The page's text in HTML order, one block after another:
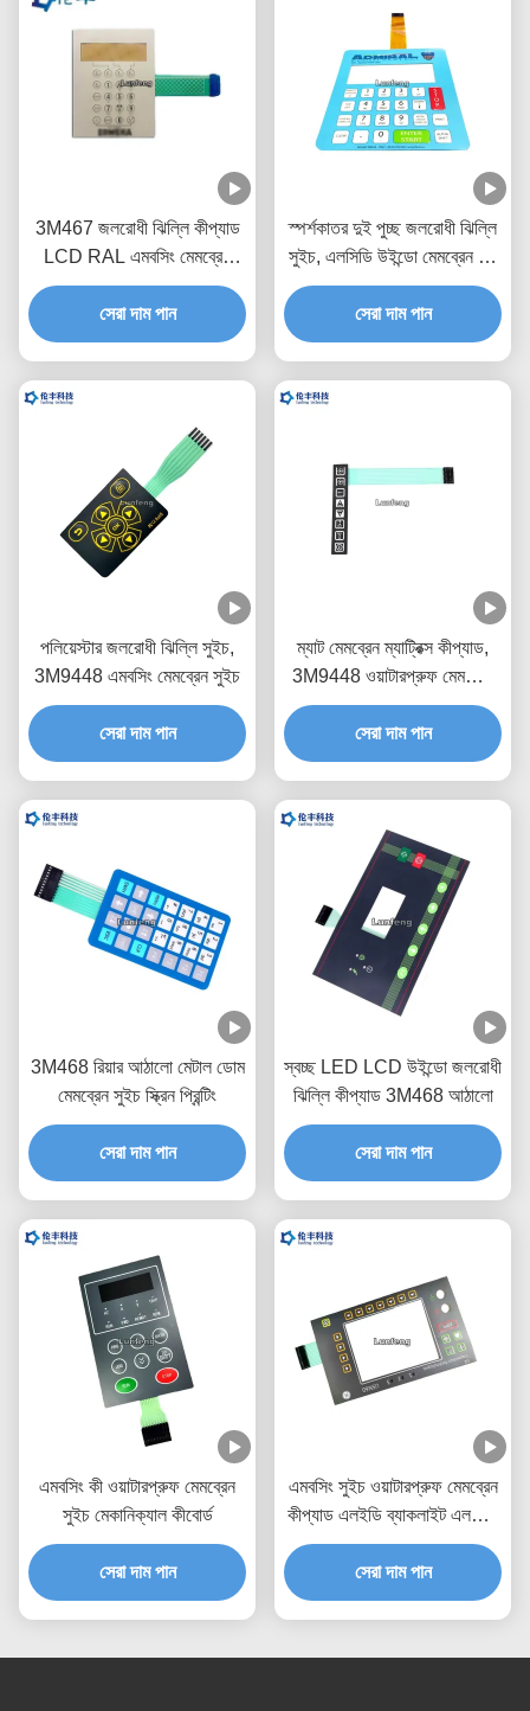
3M467 জলরোধী ঝিল্লি কীপ্যাড
LCD RAL এমবসিং মেমব্রেন
সুইচ
সেরা দাম পান
স্পর্শকাতর দুই পুচ্ছ জলরোধী ঝিল্লি
সুইচ, এলসিডি উইন্ডো মেমব্রেন টাচ
সুইচ
সেরা দাম পান
পলিয়েস্টার জলরোধী ঝিল্লি সুইচ,
3M9448 এমবসিং মেমব্রেন সুইচ
সেরা দাম পান
ম্যাট মেমব্রেন ম্যাট্রিক্স কীপ্যাড,
3M9448 ওয়াটারপ্রুফ মেমব্রেন
কীপ্যাড
সেরা দাম পান
3M468 রিয়ার আঠালো মেটাল ডোম
মেমব্রেন সুইচ স্ক্রিন প্রিন্টিং
সেরা দাম পান
স্বচ্ছ LED LCD উইন্ডো জলরোধী
ঝিল্লি কীপ্যাড 3M468 আঠালো
সেরা দাম পান
এমবসিং কী ওয়াটারপ্রুফ মেমব্রেন
সুইচ মেকানিক্যাল কীবোর্ড
সেরা দাম পান
এমবসিং সুইচ ওয়াটারপ্রুফ মেমব্রেন
কীপ্যাড এলইডি ব্যাকলাইট এলসিডি
উইন্ডো
সেরা দাম পান